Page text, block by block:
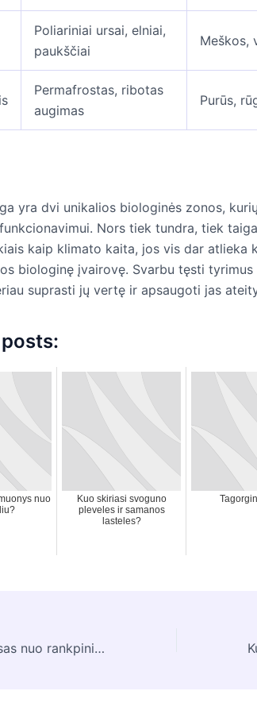
Poliariniai ursai, elniai,
paukščiai
Meškos,
Permafrostas, ribotas
augimas
Purūs,
yra dvi unikalios biologinės zonos,
Nors tiek tundra, tiek
kaip klimato kaita, jos vis dar atlieka
biologinę įvairovę. Svarbu tęsti
suprasti jų vertę ir apsaugoti jas
nuo
Kuo skiriasi svoguno
pleveles ir samanos
lasteles?
Kuo skiriasi avansas nuo rankpinigiu?